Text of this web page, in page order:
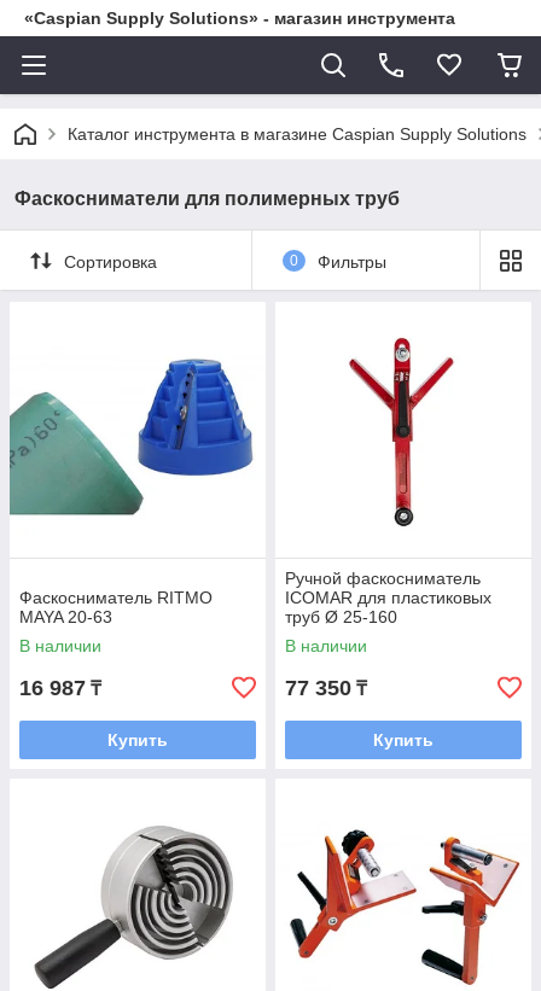
«Caspian Supply Solutions» - магазин инструмента
Каталог инструмента в магазине Caspian Supply Solutions
Фаскосниматели для полимерных труб
Сортировка 0 Фильтры
Фаскосниматель RITMO
MAYA 20-63
В наличии
16 987 ₸
Купить
Ручной фаскосниматель
ICOMAR для пластиковых
труб Ø 25-160
В наличии
77 350 ₸
Купить